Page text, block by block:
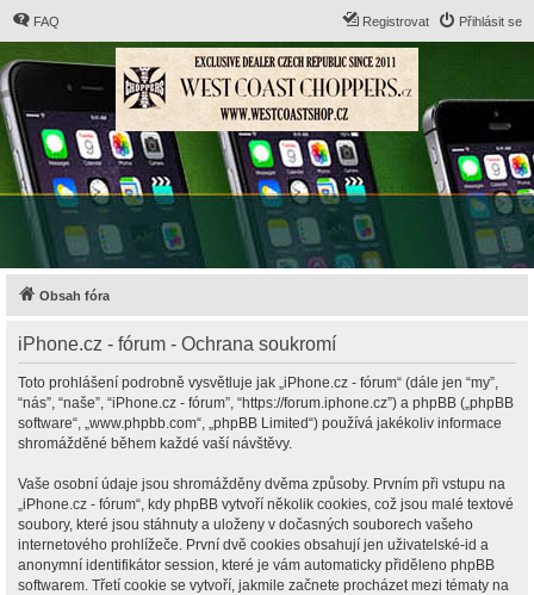
FAQ Přihlásit se
Registrovat
Obsah fóra
iPhone.cz - fórum - Ochrana soukromí
Toto prohlášení podrobně vysvětluje jak „iPhone.cz - fórum“ (dále jen “my”,
“nás”, “naše”, “iPhone.cz - fórum”, “https://forum.iphone.cz”) a phpBB („phpBB
software“, „www.phpbb.com“, „phpBB Limited“) používá jakékoliv informace
shromážděné během každé vaší návštěvy.
Vaše osobní údaje jsou shromážděny dvěma způsoby. Prvním při vstupu na
„iPhone.cz - fórum“, kdy phpBB vytvoří několik cookies, což jsou malé textové
soubory, které jsou stáhnuty a uloženy v dočasných souborech vašeho
internetového prohlížeče. První dvě cookies obsahují jen uživatelské-id a
anonymní identifikátor session, které je vám automaticky přiděleno phpBB
softwarem. Třetí cookie se vytvoří, jakmile začnete procházet mezi tématy na